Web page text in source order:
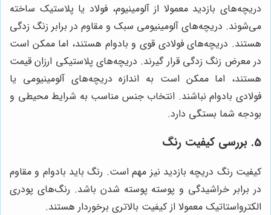
دریچه‌های بازدید معمولا از آلومینیوم، فولاد یا پلاستیک ساخته
می‌شوند. دریچه‌های آلومینیومی سبک و مقاوم در برابر زنگ زدگی
هستند. دریچه‌های فولادی قوی و بادوام هستند، اما ممکن است
در معرض زنگ زدگی قرار گیرند. دریچه‌های پلاستیکی ارزان قیمت
هستند، اما ممکن است به اندازه دریچه‌های آلومینیومی یا
فولادی بادوام نباشند. انتخاب جنس مناسب به شرایط محیطی و
بودجه شما بستگی دارد.
5. بررسی کیفیت رنگ
کیفیت رنگ دریچه بازدید نیز مهم است. رنگ باید بادوام و مقاوم
در برابر خراشیدگی و پوسته پوسته شدن باشد. رنگ‌های پودری
الکترواستاتیک معمولا از کیفیت بالاتری برخوردار هستند.